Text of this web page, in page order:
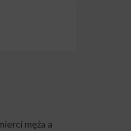
męża a